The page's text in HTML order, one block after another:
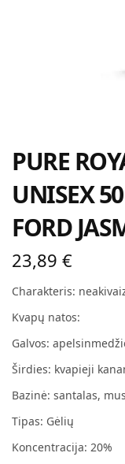
PURE
UNISEX
FORD
23,89€
Charakteris:
Kvapų natos:
Galvos:
Širdies: kvapieji
Bazinė: santalas,
Tipas: Gėlių
Koncentracija: 20%